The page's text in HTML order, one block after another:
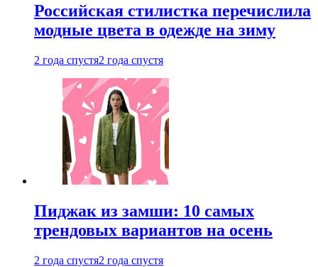
Российская стилистка перечислила
модные цвета в одежде на зиму
2 года спустя2 года спустя
Пиджак из замши: 10 самых
трендовых вариантов на осень
2 года спустя2 года спустя